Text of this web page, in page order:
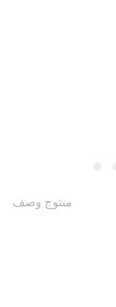
منتوج وصف